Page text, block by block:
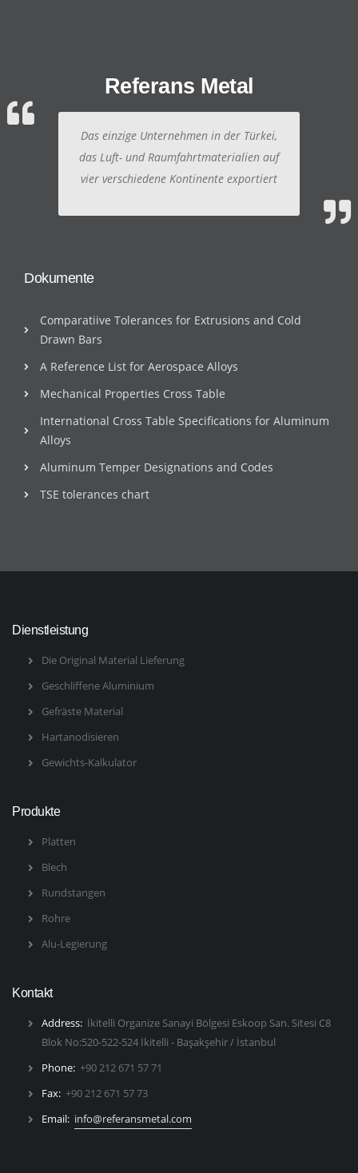
Referans Metal
Das einzige Unternehmen in der Türkei,
das Luft- und Raumfahrtmaterialien auf
vier verschiedene Kontinente exportiert
Dokumente
Comparatiive Tolerances for Extrusions and Cold
Drawn Bars
A Reference List for Aerospace Alloys
Mechanical Properties Cross Table
International Cross Table Specifications for Aluminum
Alloys
Aluminum Temper Designations and Codes
TSE tolerances chart
Dienstleistung
Die Original Material Lieferung
Geschliffene Aluminium
Gefräste Material
Hartanodisieren
Gewichts-Kalkulator
Produkte
Platten
Blech
Rundstangen
Rohre
Alu-Legierung
Kontakt
Address: İkitelli Organize Sanayi Bölgesi Eskoop San. Sitesi C8
Blok No:520-522-524 İkitelli - Başakşehir / İstanbul
Phone: +90 212 671 57 71
Fax: +90 212 671 57 73
Email: info@referansmetal.com